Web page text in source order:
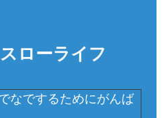
ローライフ